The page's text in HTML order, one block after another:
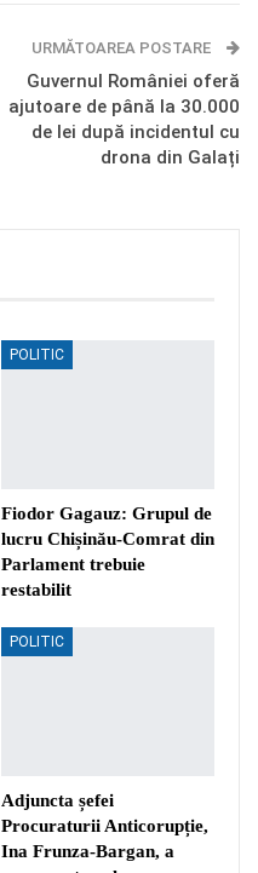
URMĂTOAREA POSTARE
Guvernul României oferă
ajutoare de până la 30.000
de lei după incidentul cu
drona din Galați
POLITIC
Fiodor Gagauz: Grupul de
lucru Chișinău-Comrat din
Parlament trebuie
restabilit
POLITIC
Adjuncta șefei
Procuraturii Anticorupție,
Ina Frunza-Bargan, a